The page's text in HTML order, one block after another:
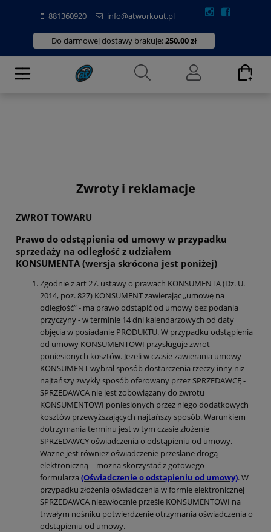
881360920 info@atworkout.pl
Do darmowej dostawy brakuje:250.00 zł
Zwroty i reklamacje
ZWROT TOWARU
Prawo do odstąpienia od umowy w przypadku
sprzedaży na odległość z udziałem
KONSUMENTA (wersja skrócona jest poniżej)
Zgodnie z art 27. ustawy o prawach KONSUMENTA (Dz. U.
2014, poz. 827) KONSUMENT zawierając „umowę na
odległość” - ma prawo odstąpić od umowy bez podania
przyczyny - w terminie 14 dni kalendarzowych od daty
objęcia w posiadanie PRODUKTU. W przypadku odstąpienia
od umowy KONSUMENTOWI przysługuje zwrot
poniesionych kosztów. Jeżeli w czasie zawierania umowy
KONSUMENT wybrał sposób dostarczenia rzeczy inny niż
najtańszy zwykły sposób oferowany przez SPRZEDAWCĘ -
SPRZEDAWCA nie jest zobowiązany do zwrotu
KONSUMENTOWI poniesionych przez niego dodatkowych
kosztów przewyższających najtańszy sposób. Warunkiem
dotrzymania terminu jest w tym czasie złożenie
SPRZEDAWCY oświadczenia o odstąpieniu od umowy.
Ważne jest również oświadczenie przesłane drogą
elektroniczną – można skorzystać z gotowego
formularza (Oświadczenie o odstąpieniu od umowy). W
przypadku złożenia oświadczenia w formie elektronicznej
SPRZEDAWCA niezwłocznie prześle KONSUMENTOWI na
trwałym nośniku potwierdzenie otrzymania oświadczenia o
odstąpieniu od umowy.